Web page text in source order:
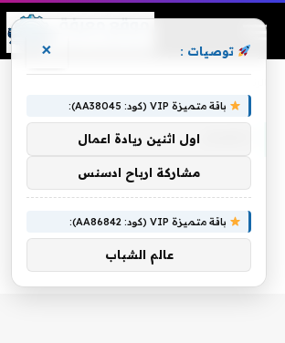
توصيات : ×
باقة متميزة VIP (كود: AA38045):
اول اثنين ريادة اعمال
مشاركة ارباح ادسنس
باقة متميزة VIP (كود: AA86842):
عالم الشباب